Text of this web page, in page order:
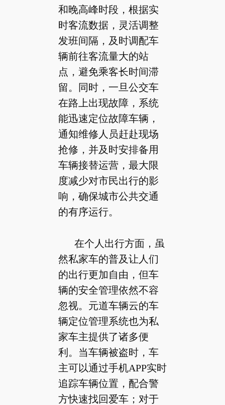
和晚高峰时段，根据实
时客流数据，灵活调整
发班间隔，及时调配车
辆前往客流量大的站
点，避免乘客长时间滞
留。同时，一旦公交车
在路上出现故障，系统
能迅速定位故障车辆，
通知维修人员赶赴现场
抢修，并及时安排备用
车辆接替运营，最大限
度减少对市民出行的影
响，确保城市公共交通
的有序运行。
在个人出行方面，虽
然私家车的普及让人们
的出行更加自由，但车
辆的安全管理依然不容
忽视。元道车辆云的车
辆定位管理系统也为私
家车主提供了诸多便
利。当车辆被盗时，车
主可以通过手机APP实时
追踪车辆位置，配合警
方快速找回爱车；对于